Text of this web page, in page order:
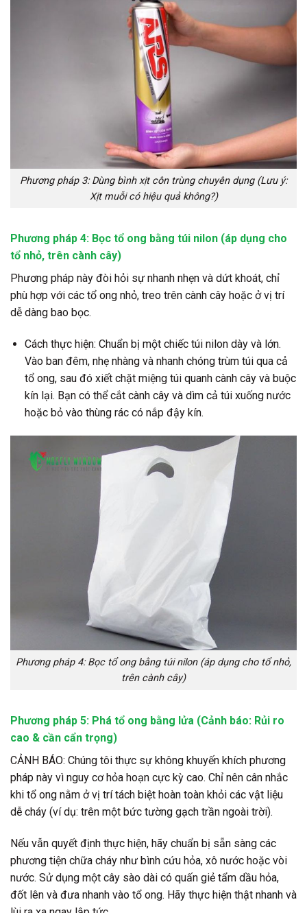
Phương pháp 3: Dùng bình xịt côn trùng chuyên dụng (Lưu ý:
Xịt muỗi có hiệu quả không?)
Phương pháp 4: Bọc tổ ong bằng túi nilon (áp dụng cho
tổ nhỏ, trên cành cây)
Phương pháp này đòi hỏi sự nhanh nhẹn và dứt khoát, chỉ
phù hợp với các tổ ong nhỏ, treo trên cành cây hoặc ở vị trí
dễ dàng bao bọc.
Cách thực hiện: Chuẩn bị một chiếc túi nilon dày và lớn.
Vào ban đêm, nhẹ nhàng và nhanh chóng trùm túi qua cả
tổ ong, sau đó xiết chặt miệng túi quanh cành cây và buộc
kín lại. Bạn có thể cắt cành cây và dìm cả túi xuống nước
hoặc bỏ vào thùng rác có nắp đậy kín.
Phương pháp 4: Bọc tổ ong bằng túi nilon (áp dụng cho tổ nhỏ,
trên cành cây)
Phương pháp 5: Phá tổ ong bằng lửa (Cảnh báo: Rủi ro
cao & cần cẩn trọng)
CẢNH BÁO: Chúng tôi thực sự không khuyến khích phương
pháp này vì nguy cơ hỏa hoạn cực kỳ cao. Chỉ nên cân nhắc
khi tổ ong nằm ở vị trí tách biệt hoàn toàn khỏi các vật liệu
dễ cháy (ví dụ: trên một bức tường gạch trần ngoài trời).
Nếu vẫn quyết định thực hiện, hãy chuẩn bị sẵn sàng các
phương tiện chữa cháy như bình cứu hỏa, xô nước hoặc vòi
nước. Sử dụng một cây sào dài có quấn giẻ tẩm dầu hỏa,
đốt lên và đưa nhanh vào tổ ong. Hãy thực hiện thật nhanh và